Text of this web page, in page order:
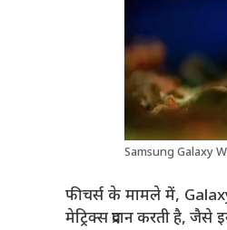
Samsung Galaxy
फीचर्स के मामले में, Galaxy
मेट्रिक्स प्रदान करती है,